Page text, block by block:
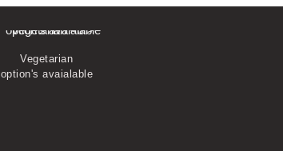
Vegetarian
option's avaialable